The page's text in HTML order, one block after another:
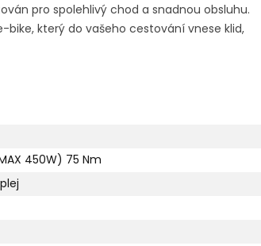
pro spolehlivý chod a snadnou obsluhu.
bike, který do vašeho cestování vnese klid,
450W) 75 Nm